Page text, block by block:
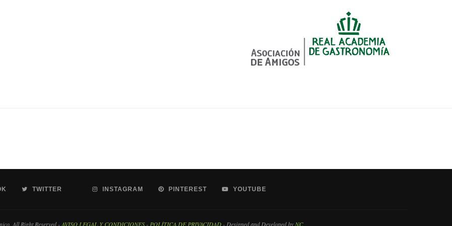
TWITTER INSTAGRAM PINTEREST YOUTUBE
All Right Reserved -AVISO LEGAL Y CONDICIONES- POLÍTICA DE PRIVACIDAD- Designed and Developed byNC